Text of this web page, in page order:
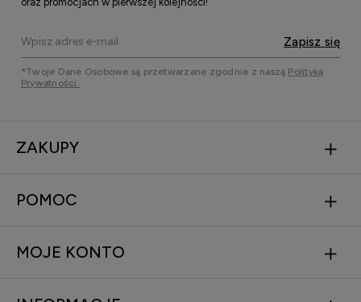
Zapisz się
*Twoje Dane Osobowe są przetwarzane zgodnie z naszą Polityką
Prywatności.
ZAKUPY
POMOC
MOJE KONTO